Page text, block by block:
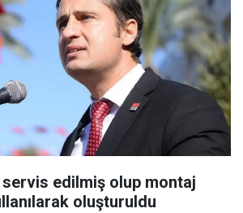
servis edilmiş olup montaj
oluşturuldu